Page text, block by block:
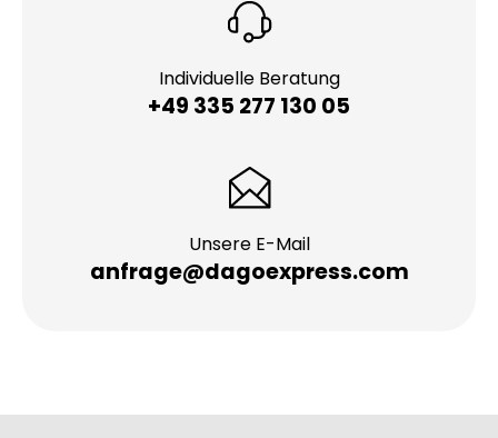
Individuelle Beratung
+49 335 277 130 05